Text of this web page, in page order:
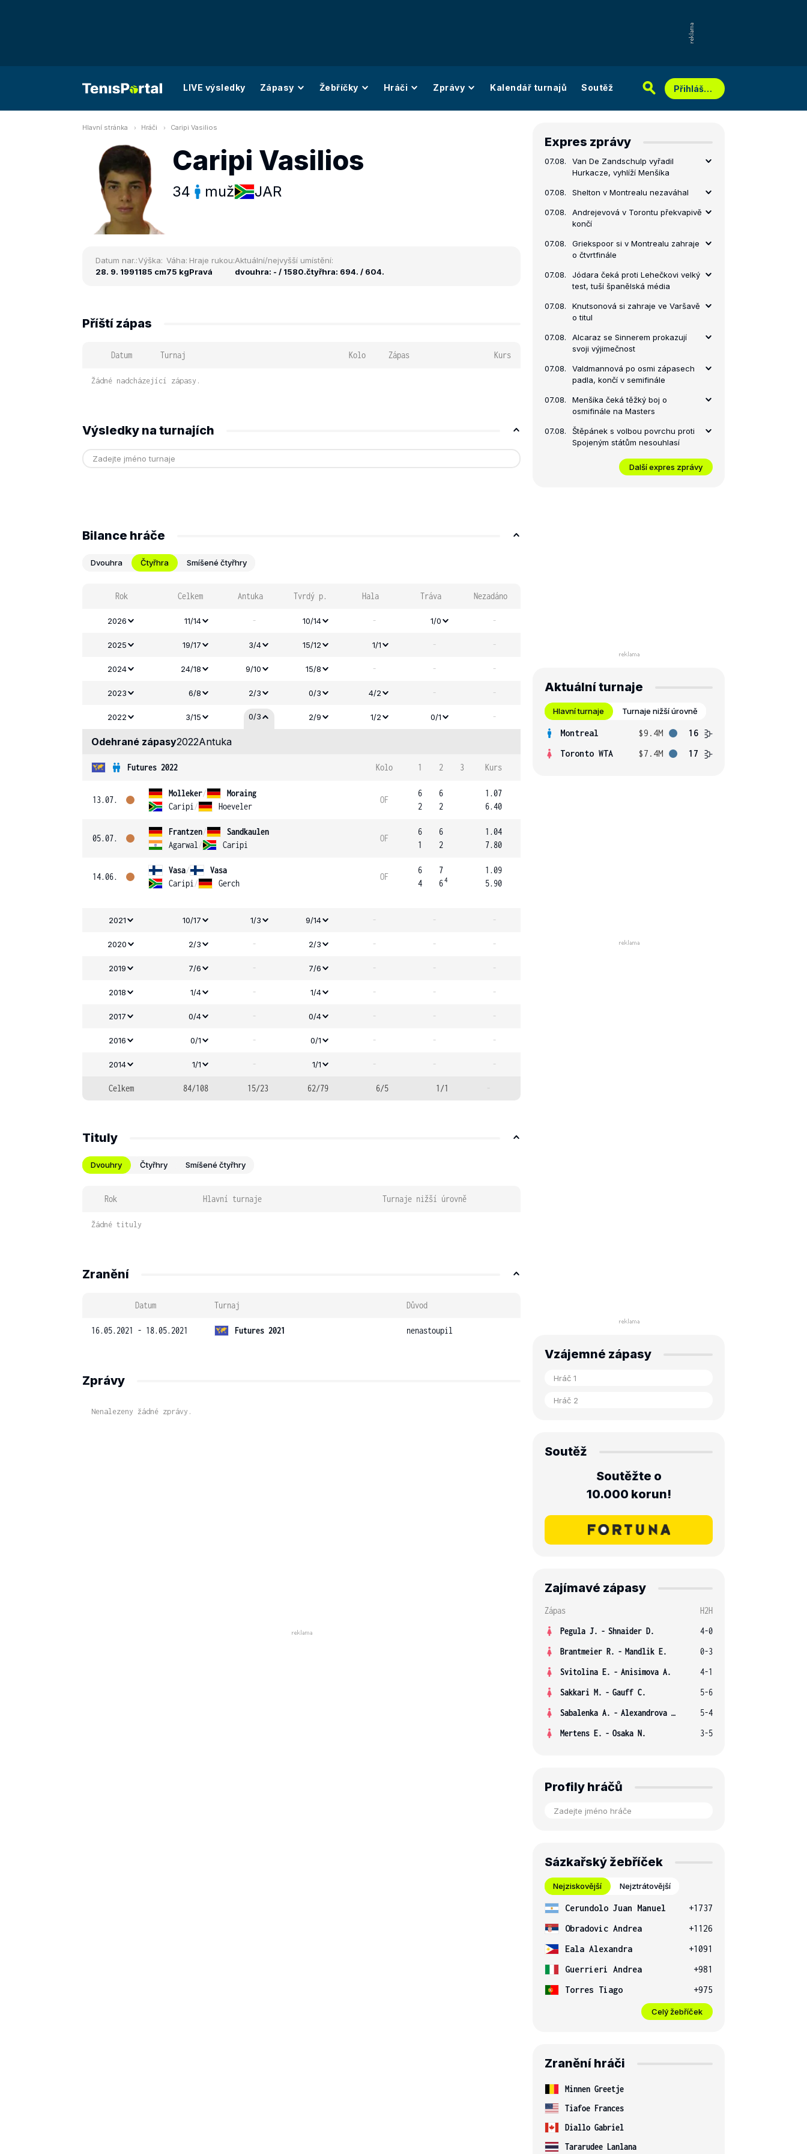
LIVE výsledky Zápasy Žebříčky Hráči Zprávy Kalendář turnajů Soutěž Přihlášení
Hlavní stránka Hráči Caripi Vasilios
Caripi Vasilios
34 muž JAR
Datum nar.:
28. 9. 1991
Výška:
185 cm
Váha:
75 kg
Hraje rukou:
Pravá
Aktuální/nejvyšší umístění:
dvouhra: - / 1580.čtyřhra: 694. / 604.
Příští zápas
Datum Turnaj Kolo Zápas Kurs
Žádné nadcházející zápasy.
Výsledky na turnajích
Bilance hráče
Dvouhra Čtyřhra Smíšené čtyřhry
Rok Celkem Antuka Tvrdý p. Hala Tráva Nezadáno
2026 11/14 - 10/14 - 1/0 -
2025 19/17 3/4 15/12 1/1 - -
2024 24/18 9/10 15/8 - - -
2023 6/8 2/3 0/3 4/2 - -
2022 3/15 0/3 2/9 1/2 0/1 -
Odehrané zápasy2022Antuka
Futures 2022 Kolo 1 2 3 Kurs
13.07.
Molleker/
Moraing
Caripi / Hoeveler
OF
6
2
6
2
1.07
6.40
05.07.
Frantzen/
Sandkaulen
Agarwal / Caripi
OF
6
1
6
2
1.04
7.80
14.06.
Vasa/
Vasa
Caripi / Gerch
OF
6
4
7
64
1.09
5.90
2021 10/17 1/3 9/14 - - -
2020 2/3 - 2/3 - - -
2019 7/6 - 7/6 - - -
2018 1/4 - 1/4 - - -
2017 0/4 - 0/4 - - -
2016 0/1 - 0/1 - - -
2014 1/1 - 1/1 - - -
Celkem 84/108 15/23 62/79 6/5 1/1 -
Tituly
Dvouhry Čtyřhry Smíšené čtyřhry
Rok Hlavní turnaje Turnaje nižší úrovně
Žádné tituly
Zranění
Datum Turnaj Důvod
16.05.2021 - 18.05.2021 Futures 2021 nenastoupil
Zprávy
Nenalezeny žádné zprávy.
Expres zprávy
07.08.
Van De Zandschulp vyřadil
Hurkacze, vyhlíží Menšíka
07.08. Shelton v Montrealu nezaváhal
07.08.
Andrejevová v Torontu překvapivě
končí
07.08.
Griekspoor si v Montrealu zahraje
o čtvrtfinále
07.08.
Jódara čeká proti Lehečkovi velký
test, tuší španělská média
07.08.
Knutsonová si zahraje ve Varšavě
o titul
07.08.
Alcaraz se Sinnerem prokazují
svoji výjimečnost
07.08.
Valdmannová po osmi zápasech
padla, končí v semifinále
07.08.
Menšíka čeká těžký boj o
osmifinále na Masters
07.08.
Štěpánek s volbou povrchu proti
Spojeným státům nesouhlasí
Další expres zprávy
Aktuální turnaje
Hlavní turnaje Turnaje nižší úrovně
Montreal $9.4M
16
Toronto WTA
$7.4M 17
Vzájemné zápasy
Soutěž
Soutěžte o
10.000 korun!
Zajímavé zápasy
Zápas
H2H
Pegula J. - Shnaider D.
4-0
Brantmeier R. - Mandlik E.
0-3
Svitolina E. - Anisimova A.
4-1
Sakkari M. - Gauff C.
5-6
Sabalenka A. - Alexandrova E.
5-4
Mertens E. - Osaka N. 3-5
Profily hráčů
Sázkařský žebříček
Nejziskovější Nejztrátovější
Cerundolo Juan Manuel
+1737
Obradovic Andrea
+1126
Eala Alexandra
+1091
Guerrieri Andrea
+981
Torres Tiago
+975
Celý žebříček
Zranění hráči
Minnen Greetje
Tiafoe Frances
Diallo Gabriel
Tararudee Lanlana